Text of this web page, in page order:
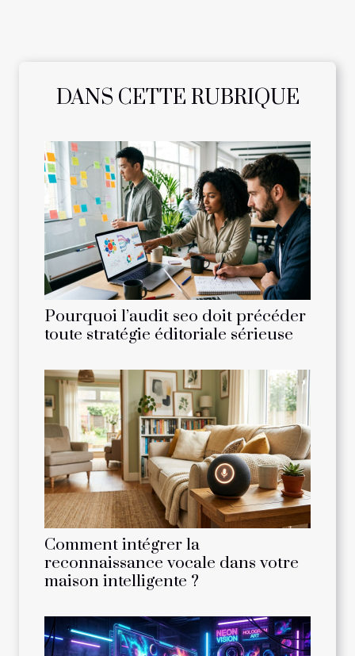
DANS CETTE RUBRIQUE
Pourquoi l’audit seo doit précéder
toute stratégie éditoriale sérieuse
Comment intégrer la
reconnaissance vocale dans votre
maison intelligente ?